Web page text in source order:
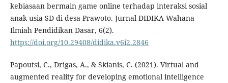
kebiasaan bermain game online terhadap interaksi sosial
anak usia SD di desa Prawoto. Jurnal DIDIKA Wahana
Ilmiah Pendidikan Dasar, 6(2).
https://doi.org/10.29408/didika.v6i2.2846
Papoutsi, C., Drigas, A., & Skianis, C. (2021). Virtual and
augmented reality for developing emotional intelligence